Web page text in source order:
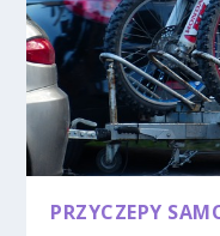
PRZYCZEPY